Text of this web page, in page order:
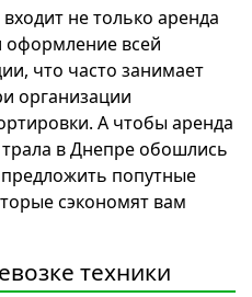
не только аренда
оформление всей
что часто занимает
организации
А чтобы аренда
в Днепре обошлись
попутные
сэкономят вам
техники